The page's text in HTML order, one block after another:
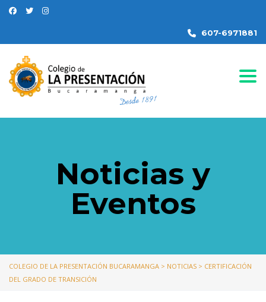
607-6971881
Noticias y
Eventos
COLEGIO DE LA PRESENTACIÓN BUCARAMANGA > NOTICIAS > CERTIFICACIÓN
DEL GRADO DE TRANSICIÓN